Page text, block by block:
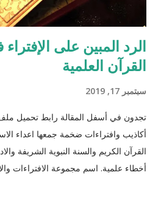
الرد المبين على
القرآن العلمية
سبتمبر 17, 2019
تجدون في أسفل المقالة رابط تحميل
أكاذيب وافتراءات ضخمة جمعها اعداء
القرآن الكريم والسنة النبوية الشريفة
أخطاء علمية. اسم مجموعة الافتراءات
واتبعته بردٍ يليه . راجيًا أن يكون ذلك في